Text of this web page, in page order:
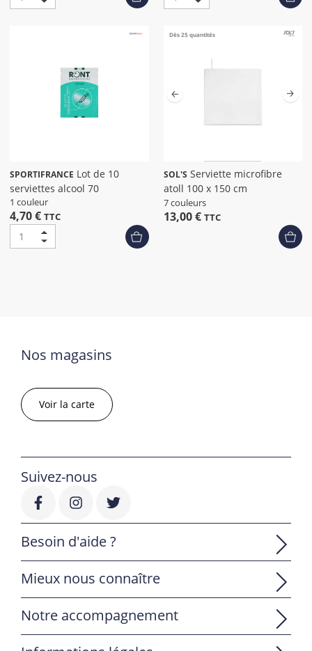
SPORTIFRANCE
serviettes alcool 70
1 couleur
4,70 € TTC
Dès 25 quantités
SOL'S
atoll 100 x 150 cm
7 couleurs
13,00 € TTC
Nos magasins
Voir la carte
Suivez-nous
Besoin d'aide ?
Mieux nous connaître
Notre accompagnement